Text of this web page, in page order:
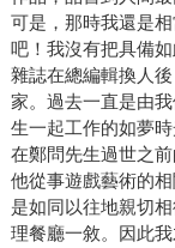
可是，那時我還是
吧！我沒有把具備
雜誌在總編輯換人
家。過去一直是由
生一起工作的如夢時
在鄭問先生過世之
他從事遊戲藝術的
是如同以往地親切
理餐廳一敘。因此